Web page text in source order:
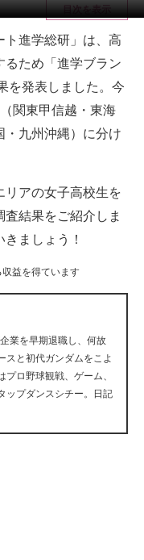
目次を表示
進学総研」は、高
るため「進学ブラン
を発表しました。今
関東甲信越・東海
・九州沖縄）に分け
アの女子高校生を
結果をご紹介しま
ましょう！
益を得ています
業を早期退職し、何故
スと初代ガンダムをこよ
ロ野球観戦、ゲーム、
ップダンスシチー。日記